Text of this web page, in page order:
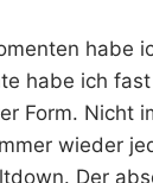
habe
habe ich
Form. Nicht
wieder
Der